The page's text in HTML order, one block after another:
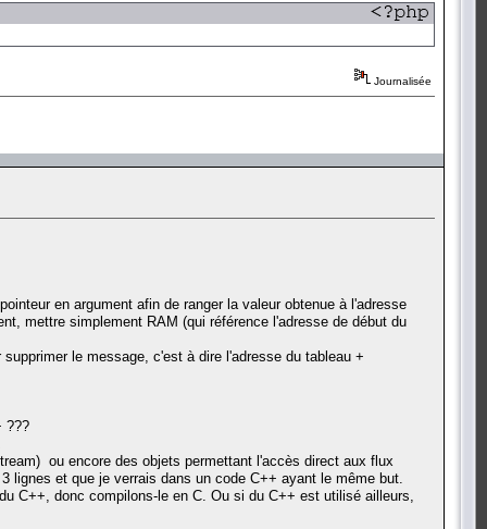
Journalisée
en argument afin de ranger la valeur obtenue à l'adresse
mettre simplement RAM (qui référence l'adresse de début du
le message, c'est à dire l'adresse du tableau +
???
ou encore des objets permettant l'accès direct aux flux
et que je verrais dans un code C++ ayant le même but.
C++, donc compilons-le en C. Ou si du C++ est utilisé ailleurs,